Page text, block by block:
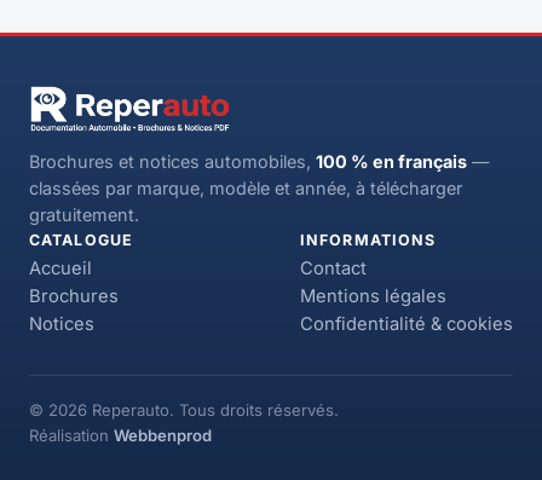
Brochures et notices automobiles, 100 % en français —
classées par marque, modèle et année, à télécharger
gratuitement.
CATALOGUE
Accueil
Brochures
Notices
INFORMATIONS
Contact
Mentions légales
Confidentialité & cookies
© 2026 Reperauto. Tous droits réservés.
Réalisation Webbenprod